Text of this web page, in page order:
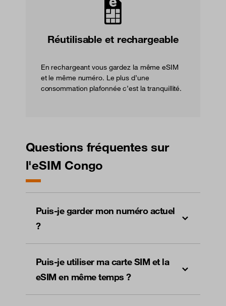
Réutilisable et rechargeable
En rechargeant vous gardez la même eSIM
et le même numéro. Le plus d’une
consommation plafonnée c’est la tranquillité.
Questions fréquentes sur
l'eSIM Congo
Puis-je garder mon numéro actuel
?
Puis-je utiliser ma carte SIM et la
eSIM en même temps ?